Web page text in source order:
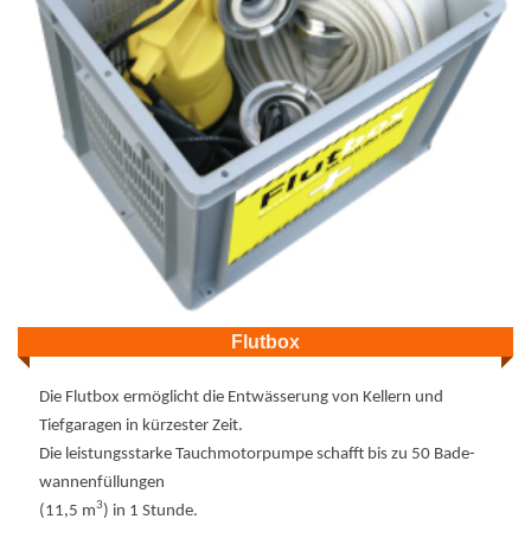
Flutbox
Die Flutbox ermöglicht die Entwässerung von Kellern und
Tiefgaragen in kürzester Zeit.
Die leistungsstarke Tauchmotorpumpe schafft bis zu 50 Bade-
wannenfüllungen
(11,5 m3) in 1 Stunde.